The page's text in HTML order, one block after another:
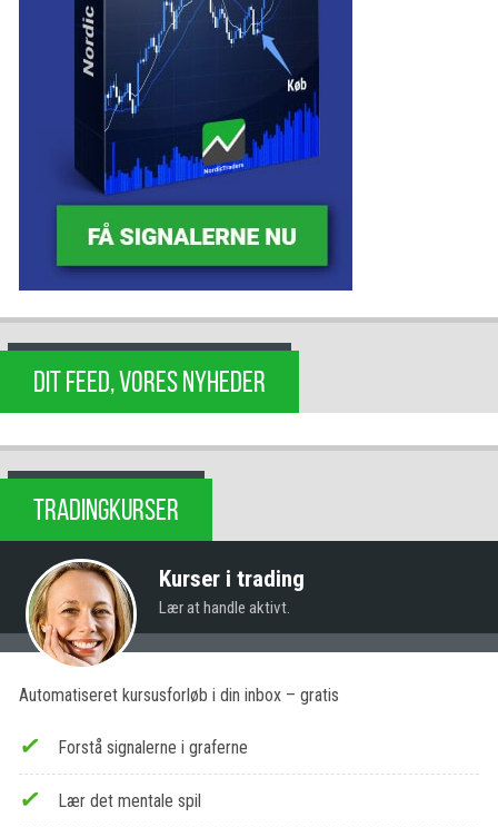
DIT FEED, VORES NYHEDER
TRADINGKURSER
Kurser i trading
Lær at handle aktivt.
Automatiseret kursusforløb i din inbox – gratis
Forstå signalerne i graferne
Lær det mentale spil